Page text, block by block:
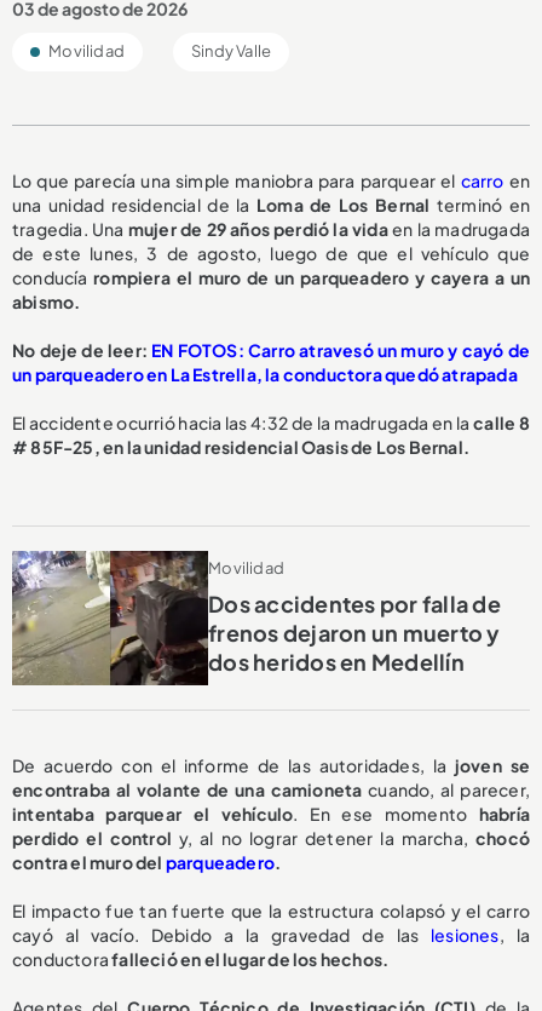
03 de agosto de 2026
Movilidad Sindy Valle
Lo que parecía una simple maniobra para parquear el carro en
una unidad residencial de la Loma de Los Bernal terminó en
tragedia. Una mujer de 29 años perdió la vidaen la madrugada
de este lunes, 3 de agosto, luego de que el vehículo que
conducíarompiera el muro de un parqueadero y cayera a un
abismo.
No deje de leer: EN FOTOS: Carro atravesó un muro y cayó de
un parqueadero en La Estrella, la conductora quedó atrapada
El accidente ocurrió hacia las 4:32 de la madrugada en lacalle 8
# 85F-25, en la unidad residencial Oasis de Los Bernal.
Movilidad
Dos accidentes por falla de
frenos dejaron un muerto y
dos heridos en Medellín
De acuerdo con el informe de las autoridades, la joven se
encontraba al volante de una camioneta cuando, al parecer,
intentaba parquear el vehículo. En ese momento habría
perdido el control y, al no lograr detener la marcha, chocó
contra el muro del parqueadero.
El impacto fue tan fuerte que la estructura colapsó y el carro
cayó al vacío. Debido a la gravedad de las lesiones, la
conductorafalleció en el lugar de los hechos.